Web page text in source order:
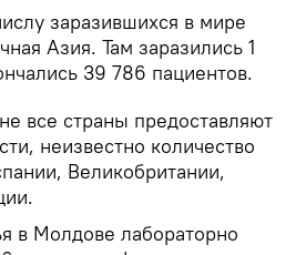
заразившихся в мире
Азия. Там заразились 1
39 786 пациентов.
все страны предоставляют
неизвестно количество
Великобритании,
в Молдове лабораторно